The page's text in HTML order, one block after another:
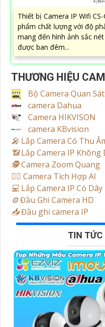
Thiết bị Camera IP Wifi
phẩm chất lượng với độ
mang đến hình ảnh sắc
được ban đêm...
THƯƠNG HIỆU
Bộ Camera Quan Sát
camera Dahua
Camera HIKVISON
camera KBvision
️🎤️ Lắp Camera Có Thu
📶Lắp Camera IP Không
🕵️Camera Zoom Quang
🧛‍♀️ Camera Tích Hợp AI
💻 Lắp Camera IP Có Dây
⚙️Đầu Ghi Camera HD
📥Đầu ghi camera IP
TIN TỨC